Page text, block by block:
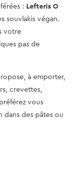
: Lefteris O
souvlakis végan.
votre
pas de
à emporter,
crevettes,
vous
dans des pâtes ou